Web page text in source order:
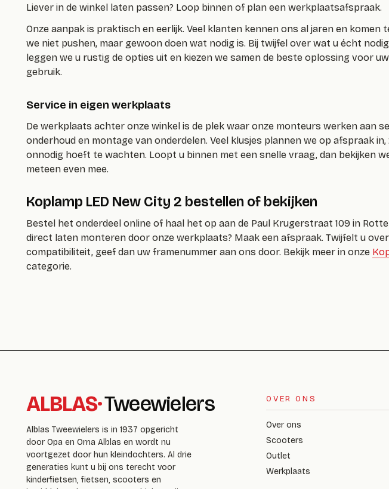
Liever in de winkel laten passen? Loop binnen of plan een werkplaatsafspraak.
Onze aanpak is praktisch en eerlijk. Veel klanten kennen ons al jaren en komen
we niet pushen, maar gewoon doen wat nodig is. Bij twijfel over wat u écht
leggen we u rustig de opties uit en kiezen we samen de beste oplossing voor
gebruik.
Service in eigen werkplaats
De werkplaats achter onze winkel is de plek waar onze monteurs werken aan
onderhoud en montage van onderdelen. Veel klusjes plannen we op afspraak in,
onnodig hoeft te wachten. Loopt u binnen met een snelle vraag, dan bekijken
meteen even mee.
Koplamp LED New City 2 bestellen of bekijken
Bestel het onderdeel online of haal het op aan de Paul Krugerstraat 109 in
direct laten monteren door onze werkplaats? Maak een afspraak. Twijfelt u over
compatibiliteit, geef dan uw framenummer aan ons door. Bekijk meer in onze
categorie.
ALBLAS·Tweewielers
Alblas Tweewielers is in 1937 opgericht
door Opa en Oma Alblas en wordt nu
voortgezet door hun kleindochters. Al drie
generaties kunt u bij ons terecht voor
kinderfietsen, fietsen, scooters en
OVER ONS
Over ons
Scooters
Outlet
Werkplaats